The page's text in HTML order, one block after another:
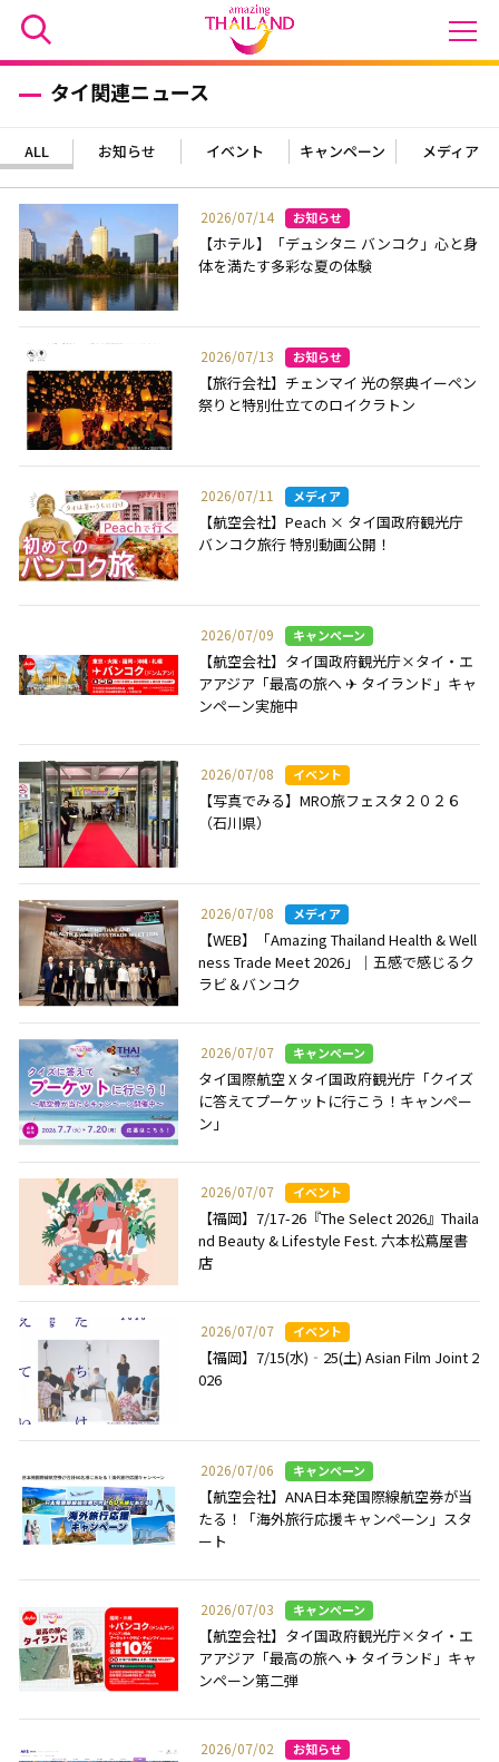
タイ関連ニュース
ALL お知らせ イベント キャンペーン メディア
2026/07/14
【ホテル】「デュシタニ バンコク」心と身
体を満たす多彩な夏の体験
2026/07/13
【旅行会社】チェンマイ 光の祭典イーペン
祭りと特別仕立てのロイクラトン
2026/07/11
【航空会社】Peach × タイ国政府観光庁
バンコク旅行 特別動画公開！
2026/07/09
【航空会社】タイ国政府観光庁×タイ・エ
アアジア「最高の旅へ ✈ タイランド」キャ
ンペーン実施中
2026/07/08
【写真でみる】MRO旅フェスタ２０２６
（石川県）
2026/07/08
【WEB】「Amazing Thailand Health & Well
ness Trade Meet 2026」｜五感で感じるク
ラビ＆バンコク
2026/07/07
タイ国際航空 X タイ国政府観光庁「クイズ
に答えてプーケットに行こう！キャンペー
ン」
2026/07/07
【福岡】7/17-26『The Select 2026』Thaila
nd Beauty & Lifestyle Fest. 六本松蔦屋書
店
2026/07/07
【福岡】7/15(水)‐25(土) Asian Film Joint 2
026
2026/07/06
【航空会社】ANA日本発国際線航空券が当
たる！「海外旅行応援キャンペーン」スタ
ート
2026/07/03
【航空会社】タイ国政府観光庁×タイ・エ
アアジア「最高の旅へ ✈ タイランド」キャ
ンペーン第二弾
2026/07/02